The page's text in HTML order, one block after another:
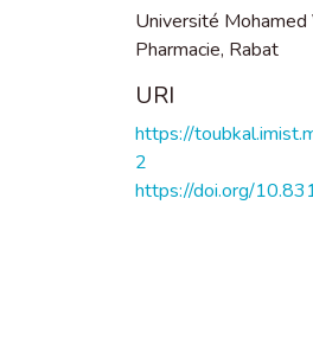
Université
Pharmacie, Rabat
URI
https://
2
https://doi.org/